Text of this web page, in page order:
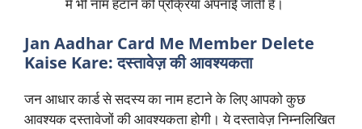
Jan Aadhar Card Me Member Delete
Kaise Kare: दस्तावेज़ की आवश्यकता
जन आधार कार्ड से सदस्य का नाम हटाने के लिए आपको कुछ
आवश्यक दस्तावेजों की आवश्यकता होगी। ये दस्तावेज़ निम्नलिखित